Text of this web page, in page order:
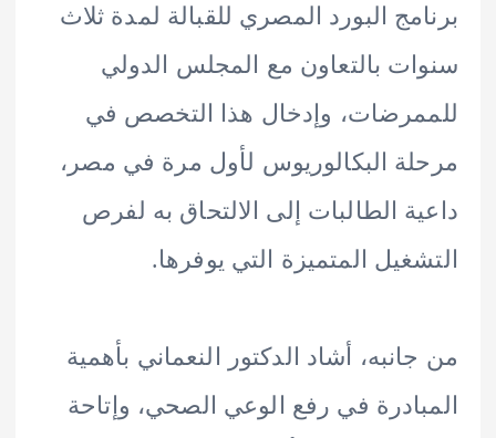
البورد المصري للقبالة لمدة ثلاث
بالتعاون مع المجلس الدولي
وإدخال هذا التخصص في
البكالوريوس لأول مرة في مصر،
الطالبات إلى الالتحاق به لفرص
المتميزة التي يوفرها.
أشاد الدكتور النعماني بأهمية
في رفع الوعي الصحي، وإتاحة